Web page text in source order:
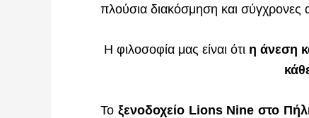
πλούσια διακόσμηση και σύγχρονες
Η φιλοσοφία μας είναι ότι η άνεση
Το ξενοδοχείο Lions Nine στο